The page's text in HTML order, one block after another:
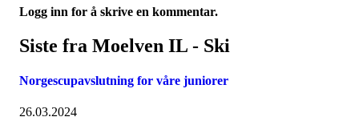
Logg inn for å skrive en kommentar.
Siste fra Moelven IL - Ski
Norgescupavslutning for våre juniorer
26.03.2024